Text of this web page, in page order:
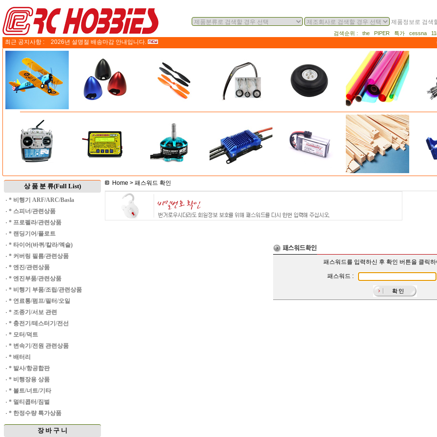
제품정보로 검색
검색순위 : the PIPER 특가 cessna
최근 공지사항 : 2026년 설명절 배송마감 안내입니다.
상 품 분 류(Full List)
· * 비행기 ARF/ARC/Basla
· * 스피너/관련상품
· * 프로펠라/관련상품
· * 랜딩기어/플로트
· * 타이어(바퀴/칼라/엑슬)
· * 커버링 필름/관련상품
· * 엔진/관련상품
· * 엔진부품/관련상품
· * 비행기 부품/조립/관련상품
· * 연료통/펌프/필터/오일
· * 조종기/서보 관련
· * 충전기/테스터기/전선
· * 모터/덕트
· * 변속기/전원 관련상품
· * 배터리
· * 발사/항공합판
· * 비행장용 상품
· * 볼트/너트/기타
· * 멀티콥터/짐벌
· * 한정수량 특가상품
장 바 구 니
Home > 패스워드 확인
패스워드를 입력하신 후 확인 버튼을 클릭
패스워드 :